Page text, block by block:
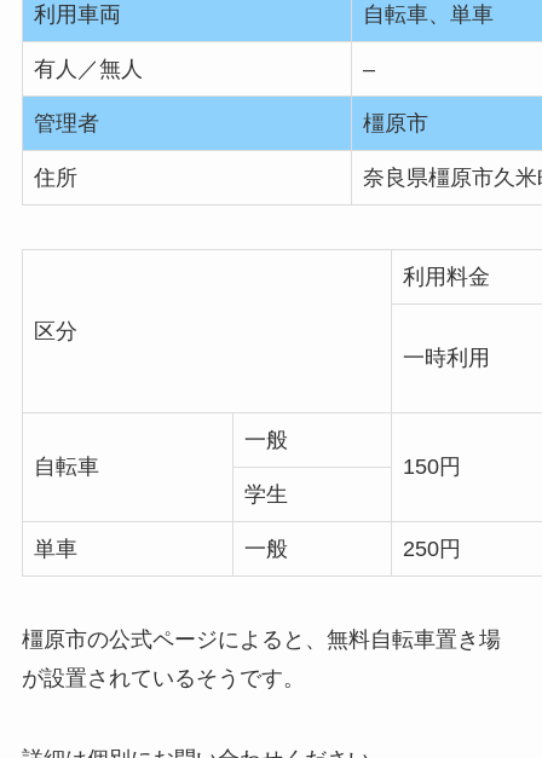
利用車両 自転車、単車
有人／無人 –
管理者 橿原市
住所 奈良県橿原市久
区分
利用料金
一時利用
自転車
一般
150円
学生
単車 一般 250円
橿原市の公式ページによると、無料自転車置き場
が設置されているそうです。